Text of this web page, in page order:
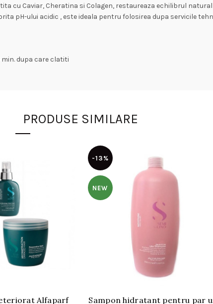
cu Caviar, Cheratina si Colagen, restaureaza echilibrul
pH-ului acidic , este ideala pentru folosirea dupa servicile
dupa care clatiti
PRODUSE SIMILARE
Alfaparf
-13%
NEW
Sampon hidratant pentru par